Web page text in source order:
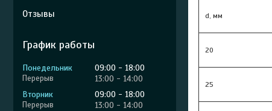
d, мм
20
25
Отзывы
График работы
Понедельник 09:00
18:00
13:00
14:00
Вторник
09:00
18:00
13:00
14:00